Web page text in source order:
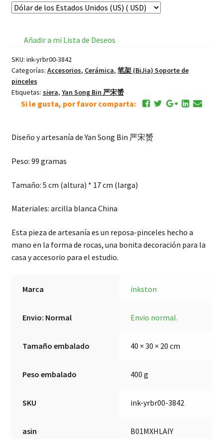
Añadir a mi Lista de Deseos
SKU: ink-yrbr00-3842
Categorías: Accesorios, Cerámica, 笔架 (BiJia) Soporte de
pinceles
Etiquetas: siera, Yan Song Bin 严宋赟
Si le gusta, por favor comparta:
Diseño y artesanía de Yan Song Bin 严宋赟
Peso: 99 gramas
Tamaño: 5 cm (altura) * 17 cm (larga)
Materiales: arcilla blanca China
Esta pieza de artesanía es un reposa-pinceles hecho a
mano en la forma de rocas, una bonita decoración para la
casa y accesorio para el estudio.
Marca inkston
Envio: Normal Envio normal.
Tamaño embalado 40 × 30 × 20 cm
Peso embalado 400 g
SKU ink-yrbr00-3842
asin B01MXHLAIY